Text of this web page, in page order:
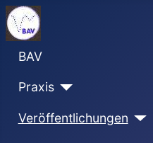
BAV
Praxis
Veröffentlichungen